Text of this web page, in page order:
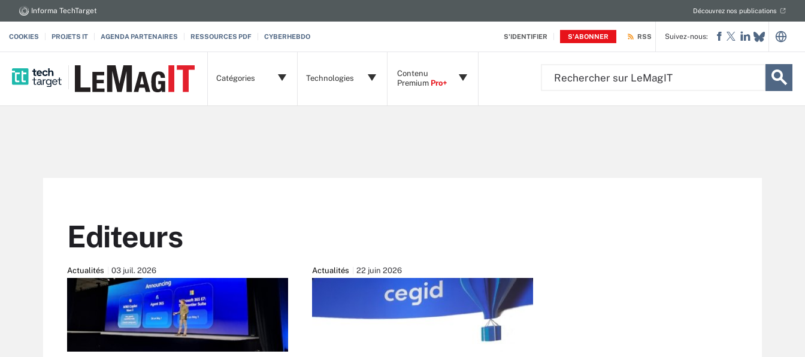
S'IDENTIFIER S'ABONNER
Informa TechTarget Découvrez nos publications
COOKIES PROJETS IT AGENDA PARTENAIRES RESSOURCES PDF CYBERHEBDO RSS
Catégories Technologies
Contenu
Premium Pro+
Suivez-nous:
Editeurs
Actualités 03 juil. 2026 Actualités 22 juin 2026